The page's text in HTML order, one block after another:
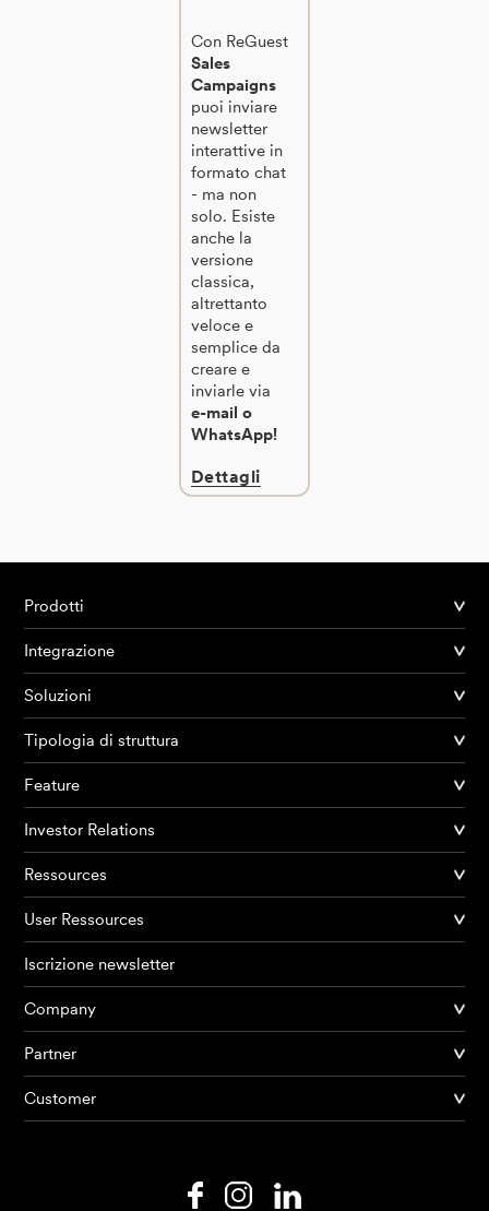
Prodotti
AI Agents
Con ReGuest
Sales
Campaigns
puoi inviare
newsletter
interattive in
formato chat
- ma non
solo. Esiste
anche la
versione
classica,
altrettanto
veloce e
semplice da
creare e
inviarle via
e-mail o
WhatsApp!
Dettagli
Prodotti
Integrazione
Soluzioni
Tipologia di struttura
Feature
Investor Relations
Ressources
User Ressources
Iscrizione newsletter
Company
Partner
Customer